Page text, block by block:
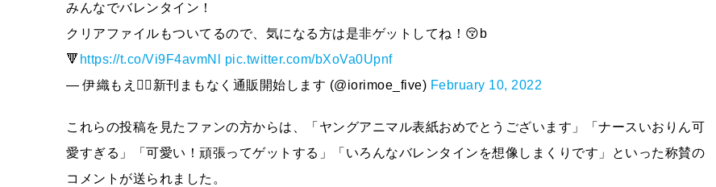
みんなでバレンタイン！
クリアファイルもついてるので、気になる方は是非ゲットしてね！😚b
🔻 https://t.co/Vi9F4avmNl
pic.twitter.com/bXoVa0Upnf
— 伊織もえ❤️‍🔥新刊まもなく通販開始します (@iorimoe_five) February 10, 2022
これらの投稿を見たファンの方からは、「ヤングアニマル表紙おめでとうございます」「ナースいおりん可
愛すぎる」「可愛い！頑張ってゲットする」「いろんなバレンタインを想像しまくりです」といった称賛の
コメントが送られました。